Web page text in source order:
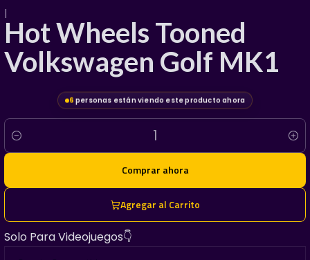
|
Hot Wheels Tooned
Volkswagen Golf MK1
6 personas están viendo este producto ahora
Cantidad
Agregar al Carrito
Comprar ahora
Solo Para Videojuegos👇